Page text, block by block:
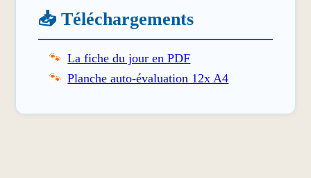
📥 Téléchargements
La fiche du jour en PDF
Planche auto-évaluation 12x A4